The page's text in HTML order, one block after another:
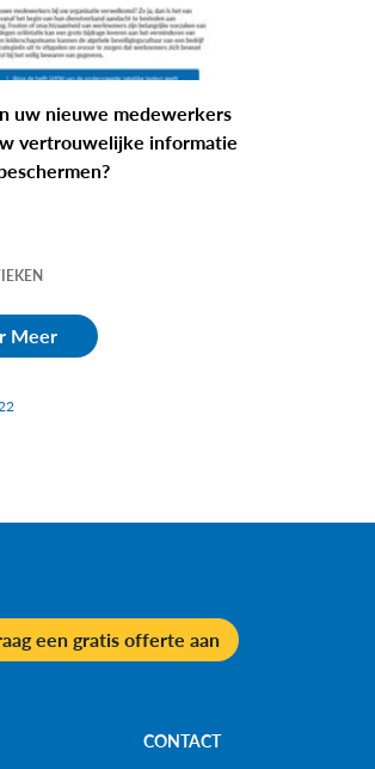
uw nieuwe medewerkers
vertrouwelijke informatie
Meer
CONTACT
een gratis offerte aan